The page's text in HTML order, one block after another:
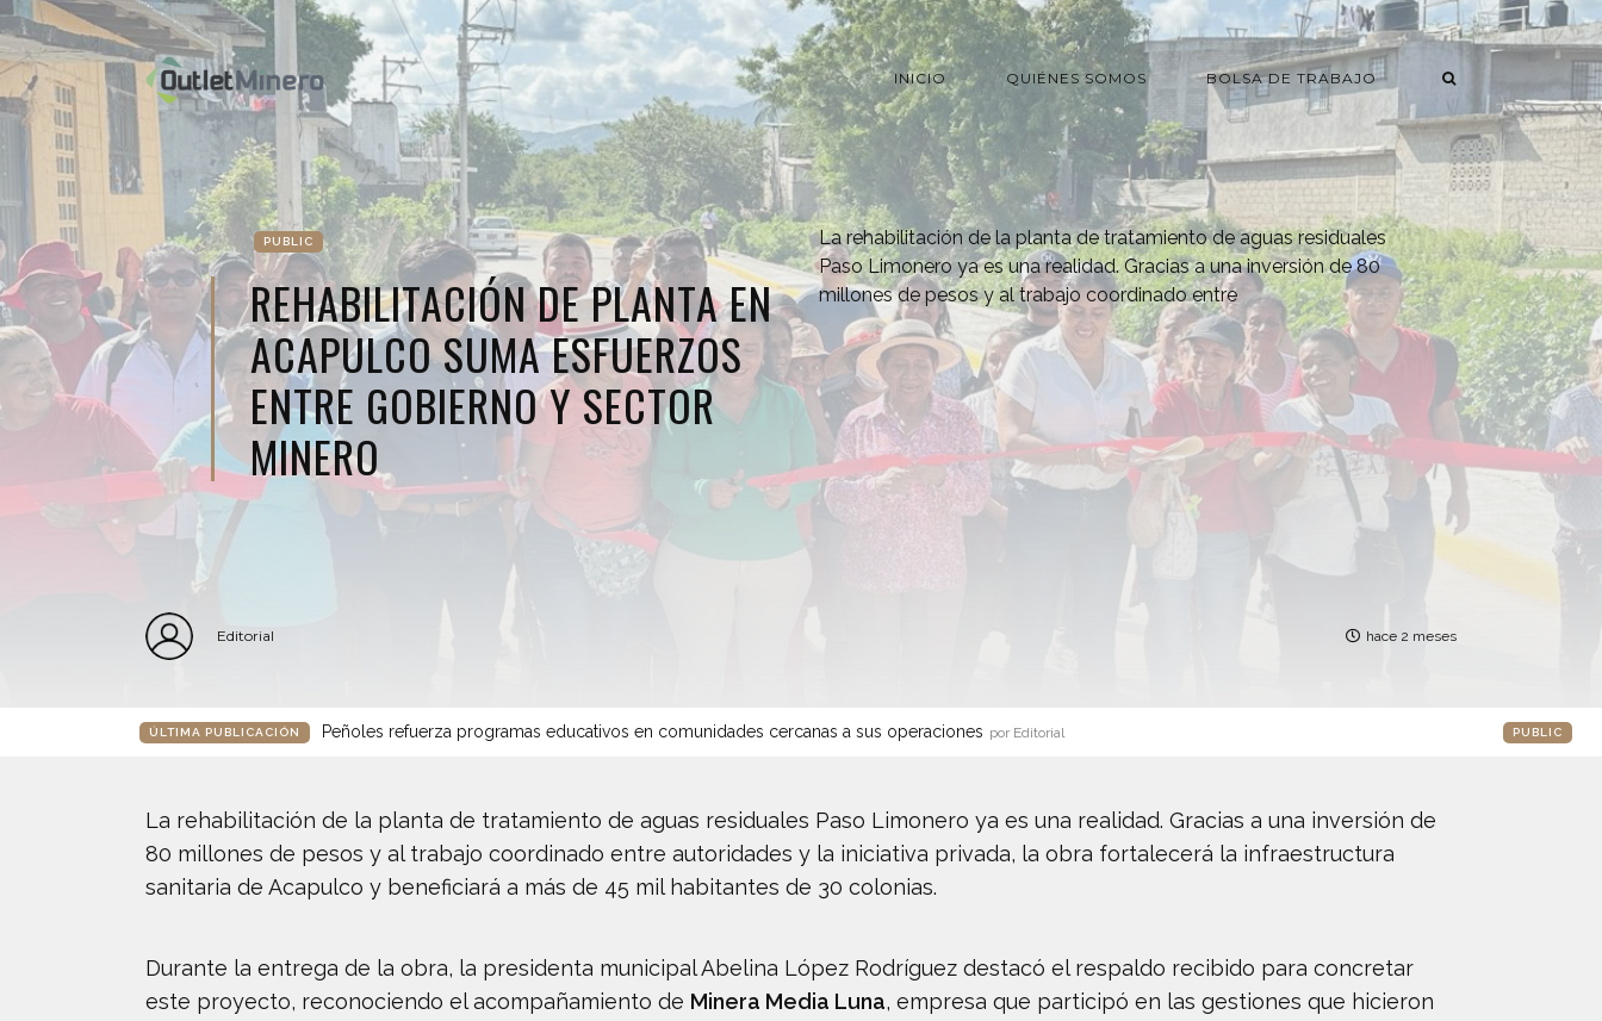
INICIO QUIÉNES SOMOS BOLSA DE TRABAJO
PUBLIC
REHABILITACIÓN DE PLANTA EN
ACAPULCO SUMA ESFUERZOS
ENTRE GOBIERNO Y SECTOR
MINERO
La rehabilitación de la planta de tratamiento de aguas residuales
Paso Limonero ya es una realidad. Gracias a una inversión de 80
millones de pesos y al trabajo coordinado entre
Editorial hace 2 meses
ÚLTIMA PUBLICACIÓN Peñoles refuerza programas educativos en comunidades cercanas a sus operaciones por Editorial PUBLIC
La rehabilitación de la planta de tratamiento de aguas residuales Paso Limonero ya es una realidad. Gracias a una inversión de
80 millones de pesos y al trabajo coordinado entre autoridades y la iniciativa privada, la obra fortalecerá la infraestructura
sanitaria de Acapulco y beneficiará a más de 45 mil habitantes de 30 colonias.
Durante la entrega de la obra, la presidenta municipal Abelina López Rodríguez destacó el respaldo recibido para concretar
este proyecto, reconociendo el acompañamiento de Minera Media Luna, empresa que participó en las gestiones que hicieron